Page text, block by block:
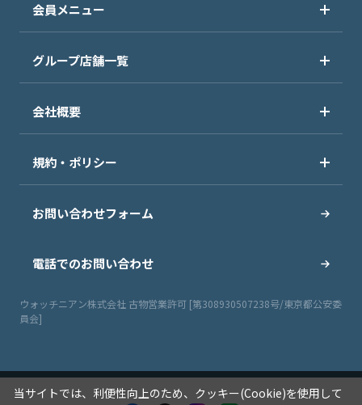
会員メニュー
グループ店舗一覧
会社概要
規約・ポリシー
お問い合わせフォーム
電話でのお問い合わせ
ウォッチニアン株式会社 古物営業許可 [第308930507238号/東京都公安委
員会]
当サイトでは、利便性向上のため、クッキー(Cookie)を使用して